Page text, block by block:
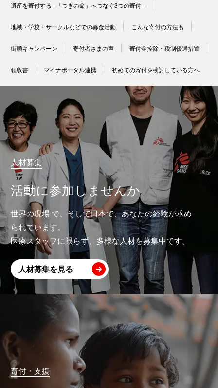
遺産を寄付する─「つぎの命」へつなぐ3つの寄付─
地域・学校・サークルなどでの募金活動 こんな寄付の方法も
街頭キャンペーン 寄付者さまの声 寄付金控除・税制優遇措置
領収書 マイナポータル連携 初めての寄付を検討している方へ
人材募集
活動に参加しませんか
世界の現場 で、そして日本で、あなたの経験が求め
られています。
医療スタッフに限らず、多様な人材を募集中です。
人材募集を見る
寄付・支援